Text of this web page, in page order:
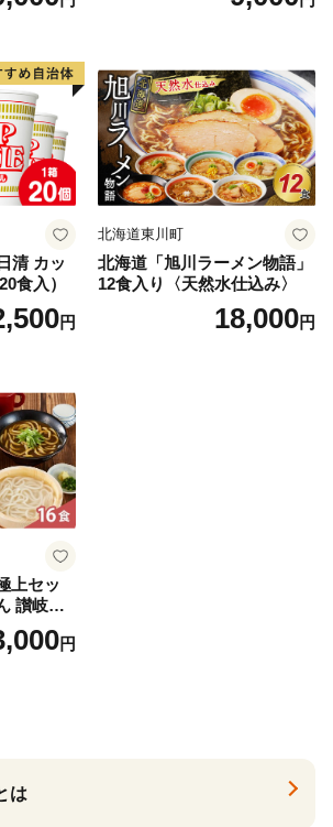
清 カッ
食入）
円
北海道東川町
北海道「旭川ラーメン物語」
12食入り〈天然水仕込み〉
18,000円
上セッ
讃岐う
麵 うど
ん 生う円
は